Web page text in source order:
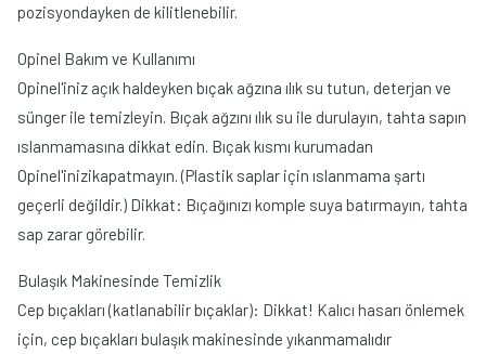
pozisyondayken de kilitlenebilir.
Opinel Bakım ve Kullanımı
Opinel'iniz açık haldeyken bıçak ağzına ılık su tutun, deterjan ve
sünger ile temizleyin. Bıçak ağzını ılık su ile durulayın, tahta sapın
ıslanmamasına dikkat edin. Bıçak kısmı kurumadan
Opinel'inizikapatmayın. (Plastik saplar için ıslanmama şartı
geçerli değildir.) Dikkat: Bıçağınızı komple suya batırmayın, tahta
sap zarar görebilir.
Bulaşık Makinesinde Temizlik
Cep bıçakları (katlanabilir bıçaklar): Dikkat! Kalıcı hasarı önlemek
için, cep bıçakları bulaşık makinesinde yıkanmamalıdır